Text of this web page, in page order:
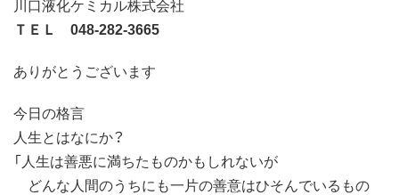
ＴＥＬ 048-282-3665
ありがとうございます
今日の格言
人生とはなにか？
「人生は善悪に満ちたものかもしれないが
どんな人間のうちにも一片の善意はひそんでいるもの